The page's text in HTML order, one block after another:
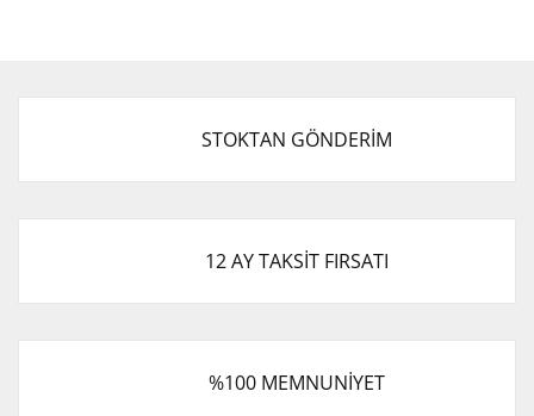
Ürün açıklamasında eksik bilgiler bulunuyor.
Bu ürüne benzer farklı alternatifler olmalı.
STOKTAN GÖNDERİM
12 AY TAKSİT FIRSATI
%100 MEMNUNİYET